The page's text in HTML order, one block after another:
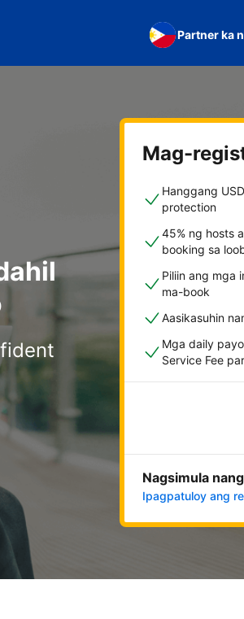
Partner ka
Mag-
Hanggang
protection
45% ng hosts
booking sa
Piliin ang mga
ma-book
Aasikasuhin
Mga daily
Service Fee
Nagsimula
Ipagpatuloy ang